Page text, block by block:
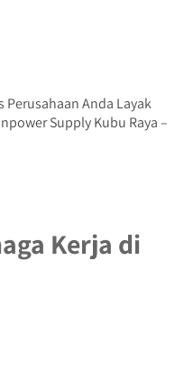
Perusahaan Anda Layak
Supply Kubu Raya –
Kerja di